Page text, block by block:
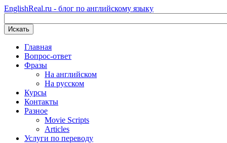
EnglishReal.ru - блог по английскому языку
Искать
Главная
Вопрос-ответ
Фразы
На английском
На русском
Курсы
Контакты
Разное
Movie Scripts
Articles
Услуги по переводу